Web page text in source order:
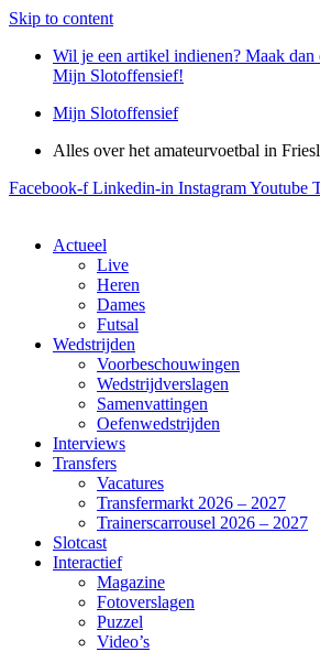
Skip to content
Wil je een artikel indienen? Maak dan
Mijn Slotoffensief!
Mijn Slotoffensief
Alles over het amateurvoetbal in
Facebook-f Linkedin-in InstagramYoutube
Actueel
Live
Heren
Dames
Futsal
Wedstrijden
Voorbeschouwingen
Wedstrijdverslagen
Samenvattingen
Oefenwedstrijden
Interviews
Transfers
Vacatures
Transfermarkt 2026 – 2027
Trainerscarrousel 2026 – 2027
Slotcast
Interactief
Magazine
Fotoverslagen
Puzzel
Video’s